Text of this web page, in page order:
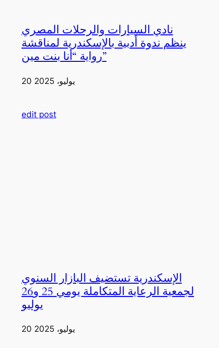
نادي السيارات والرحلات المصري
ينظم ندوة أدبية بالإسكندرية لمناقشة
رواية “أنا بنت مين”
20 يوليو، 2025
edit post
الإسكندرية تستضيف البازار السنوي
لجمعية الرعاية المتكاملة يومي 25 و26
يوليو
20 يوليو، 2025